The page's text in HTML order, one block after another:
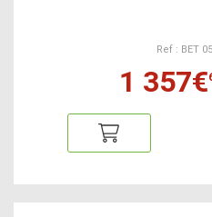
Ref : BET
1 357€